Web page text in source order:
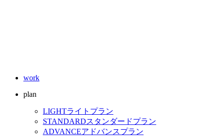
work
plan
LIGHTライトプラン
STANDARDスタンダードプラン
ADVANCEアドバンスプラン